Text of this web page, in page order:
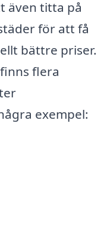
även titta på
för att få
bättre priser.
flera
exempel: